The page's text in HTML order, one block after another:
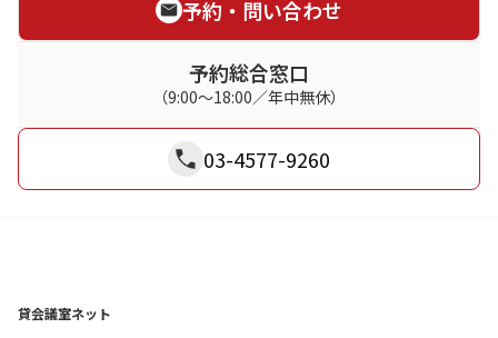
予約・問い合わせ
予約総合窓口
（9:00～18:00／年中無休）
03-4577-9260
貸会議室ネット